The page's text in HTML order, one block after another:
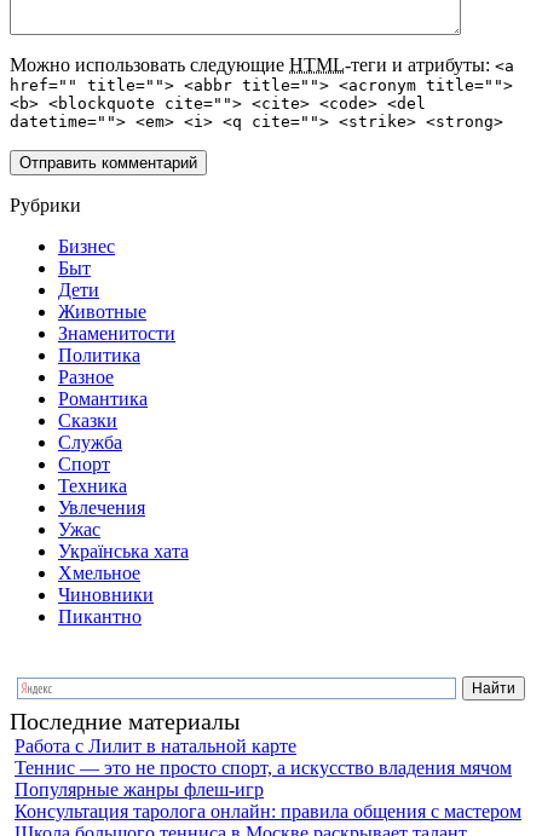
Можно использовать следующие HTML-теги и атрибуты: <a
href="" title=""> <abbr title=""> <acronym title="">
<b> <blockquote cite=""> <cite> <code> <del
datetime=""> <em> <i> <q cite=""> <strike> <strong>
Рубрики
Бизнес
Быт
Дети
Животные
Знаменитости
Политика
Разное
Романтика
Сказки
Служба
Спорт
Техника
Увлечения
Ужас
Українська хата
Хмельное
Чиновники
Пикантно
Последние материалы
Работа с Лилит в натальной карте
Теннис — это не просто спорт, а искусство владения мячом
Популярные жанры флеш-игр
Консультация таролога онлайн: правила общения с мастером